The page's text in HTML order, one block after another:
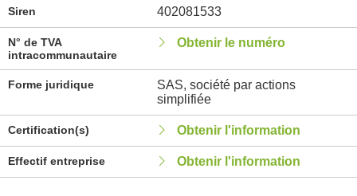
Siren 402081533
N° de TVA
intracommunautaire
Obtenir le numéro
Forme juridique
SAS, société par actions
simplifiée
Certification(s) Obtenir l'information
Effectif entreprise Obtenir l'information